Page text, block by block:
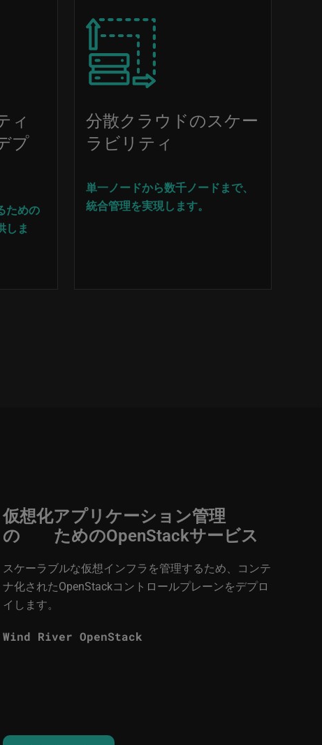
ィ
プ
ための
しま
Image
分散クラウドのスケー
ラビリティ
単一ノードから数千ノードまで、
統合管理を実現します。
仮想化アプリケーション管理
の ためのOpenStackサービス
スケーラブルな仮想インフラを管理するため、コンテ
ナ化されたOpenStackコントロールプレーンをデプロ
イします。
Wind River OpenStack